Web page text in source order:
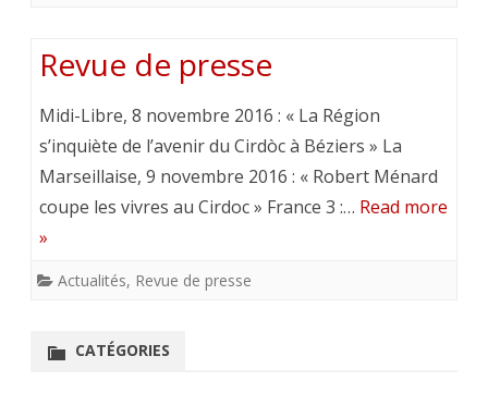
Revue de presse
Midi-Libre, 8 novembre 2016 : « La Région
s’inquiète de l’avenir du Cirdòc à Béziers » La
Marseillaise, 9 novembre 2016 : « Robert Ménard
coupe les vivres au Cirdoc » France 3 :… Read more
»
Actualités, Revue de presse
CATÉGORIES